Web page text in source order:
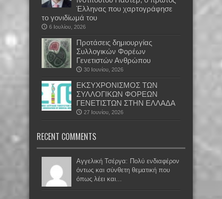
Έλληνας που χαρτογράφησε
το γονιδίωμά του
6 Ιουλίου, 2026
Προτάσεις δημιουργίας
Συλλογικών Φορέων
Γενετιστών Ανθρώπου
30 Ιουνίου, 2026
EKΣΥΧΡΟΝΙΣΜΟΣ ΤΩΝ
ΣΥΛΛΟΓΙΚΩΝ ΦΟΡΕΩΝ
ΓΕΝΕΤΙΣΤΩΝ ΣΤΗΝ ΕΛΛΑΔΑ
27 Ιουνίου, 2026
RECENT COMMENTS
Αγγελική Τσέργα: Πολύ ενδιαφέρον
όντως και σύνθετη θεματική που
όπως λέει και...